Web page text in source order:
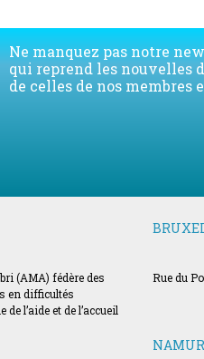
Ne manquez pas notre
qui reprend les nouvelles
de celles de nos membres
(AMA) fédère des
en difficultés
l’aide et de l’accueil
Rue du
NAMUR